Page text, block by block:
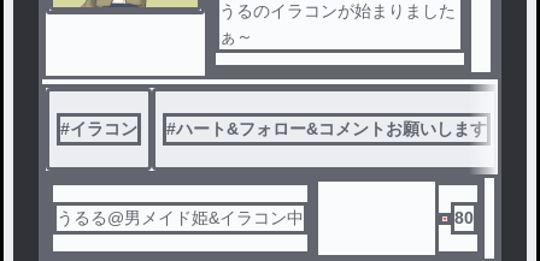
うるのイラコンが始まりました
ぁ～
#イラコン #ハート&フォロー&コメントお願いします
うるる@男メイド姫&イラコン中 80